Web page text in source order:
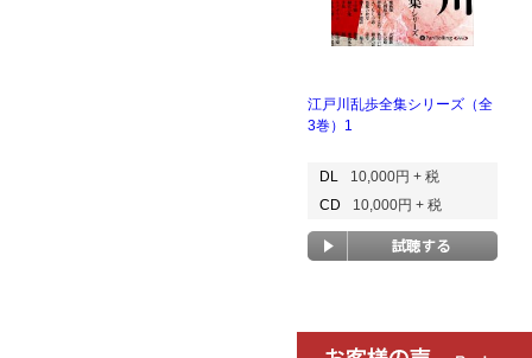
江戸川乱歩全集シリーズ（全
3巻）1
DL
10,000円 + 税
CD
10,000円 + 税